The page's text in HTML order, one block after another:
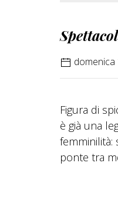
domenica
Figura di
è già una
ponte tra